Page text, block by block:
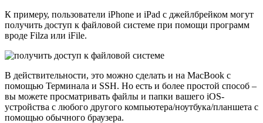
К примеру, пользователи iPhone и iPad с джейлбрейком могут
получить доступ к файловой системе при помощи программ
вроде Filza или iFile.
В действительности, это можно сделать и на MacBook с
помощью Терминала и SSH. Но есть и более простой способ –
вы можете просматривать файлы и папки вашего iOS-
устройства с любого другого компьютера/ноутбука/планшета с
помощью обычного браузера.